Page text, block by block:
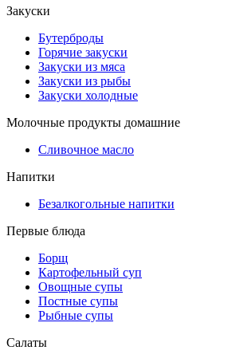
Закуски
Бутерброды
Горячие закуски
Закуски из мяса
Закуски из рыбы
Закуски холодные
Молочные продукты домашние
Сливочное масло
Напитки
Безалкогольные напитки
Первые блюда
Борщ
Картофельный суп
Овощные супы
Постные супы
Рыбные супы
Салаты